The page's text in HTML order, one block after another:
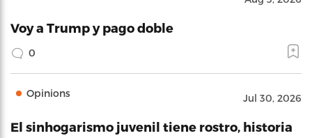
Voy a Trump y pago doble
0
Opinions Jul 30, 2026
El sinhogarismo juvenil tiene rostro, historia